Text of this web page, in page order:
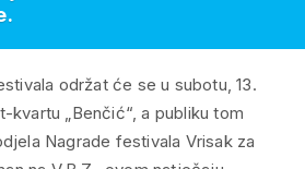
održat će se u subotu, 13.
kvartu „Benčić“, a publiku tom
Nagrade festivala Vrisak za